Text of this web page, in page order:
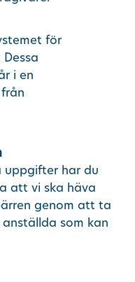
för
i en
uppgifter har du
att vi ska häva
genom att ta
som kan